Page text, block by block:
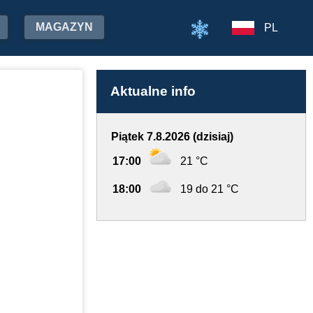
MAGAZYN PL
Aktualne info
Piątek 7.8.2026 (dzisiaj)
17:00 21 °C
18:00 19 do 21 °C